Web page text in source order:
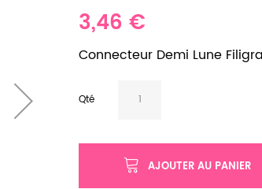
3,46 €
Connecteur Demi Lune
Qté
AJOUTER AU PANIER